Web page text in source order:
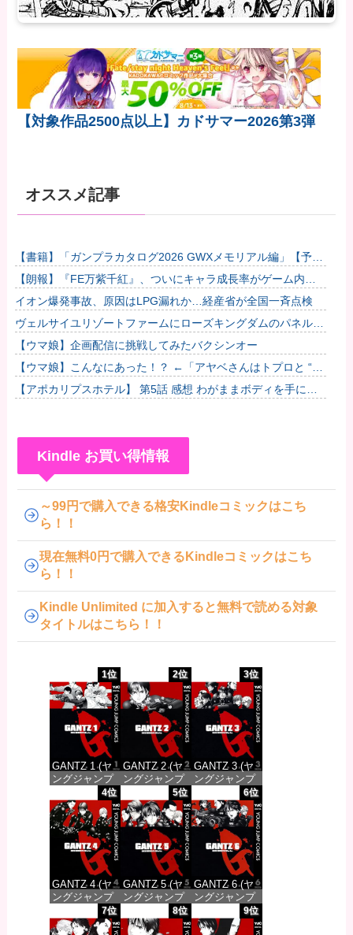
【対象作品2500点以上】カドサマー2026第3弾
オススメ記事
【書籍】「ガンプラカタログ2026 GWXメモリアル編」【予約
開始】他
【朗報】『FE万紫千紅』、ついにキャラ成長率がゲーム内で
見れるようになる他
イオン爆発事故、原因はLPG漏れか…経産省が全国一斉点検
ヴェルサイユリゾートファームにローズキングダムのパネルが
到着
【ウマ娘】企画配信に挑戦してみたバクシンオー
【ウマ娘】こんなにあった！？ ←「アヤベさんはトプロと “1”
差だぞ」
【アポカリプスホテル】 第5話 感想 わがままボディを手に入
Kindle お買い得情報
～99円で購入できる格安Kindleコミックはこち
ら！！
現在無料0円で購入できるKindleコミックはこち
ら！！
Kindle Unlimited に加入すると無料で読める対象
タイトルはこちら！！
1位
GANTZ 1 (ヤ
ングジャンプ
コミックス
DIGITAL)
価格：¥100
2位
GANTZ 2 (ヤ
ングジャンプ
コミックス
DIGITAL)
価格：¥100
3位
GANTZ 3 (ヤ
ングジャンプ
コミックス
DIGITAL)
価格：¥100
4位
GANTZ 4 (ヤ
ングジャンプ
コミックス
DIGITAL)
5位
GANTZ 5 (ヤ
ングジャンプ
コミックス
DIGITAL)
6位
GANTZ 6 (ヤ
ングジャンプ
コミックス
DIGITAL)
7位 8位 9位